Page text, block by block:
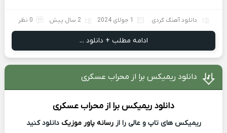
دانلود آهنگ کردی 1 جولای 2024 2 سال پیش 0 نظر
ادامه مطلب + دانلود ...
دانلود ریمیکس برا از محراب عسکری
دانلود ریمیکسبرا ازمحراب عسکری
ریمیکس های تاپ و عالی را از رسانه پاور موزیک دانلود کنید